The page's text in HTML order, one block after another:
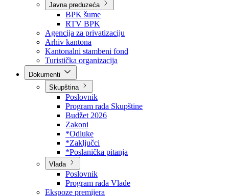
Direkcija za ceste
Direkcija za šumarstvo
Javna preduzeća
BPK šume
RTV BPK
Agencija za privatizaciju
Arhiv kantona
Kantonalni stambeni fond
Turistička organizacija
Skupština
Poslovnik
Program rada Skupštine
Budžet 2026
Zakoni
*Odluke
*Zaključci
*Poslanička pitanja
Vlada